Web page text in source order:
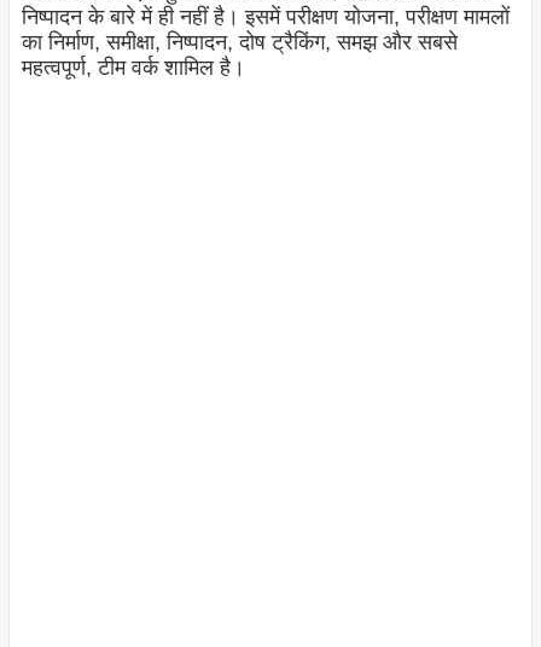
निष्पादन के बारे में ही नहीं है। इसमें परीक्षण योजना, परीक्षण मामलों
का निर्माण, समीक्षा, निष्पादन, दोष ट्रैकिंग, समझ और सबसे
महत्वपूर्ण, टीम वर्क शामिल है।